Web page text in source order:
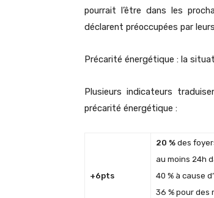
pourrait l’être dans les
déclarent préoccupées par
Précarité énergétique : la
Plusieurs indicateurs
précarité énergétique :
+6pts
20 % des
au moins 24h
40 % à cause
36 % pour des